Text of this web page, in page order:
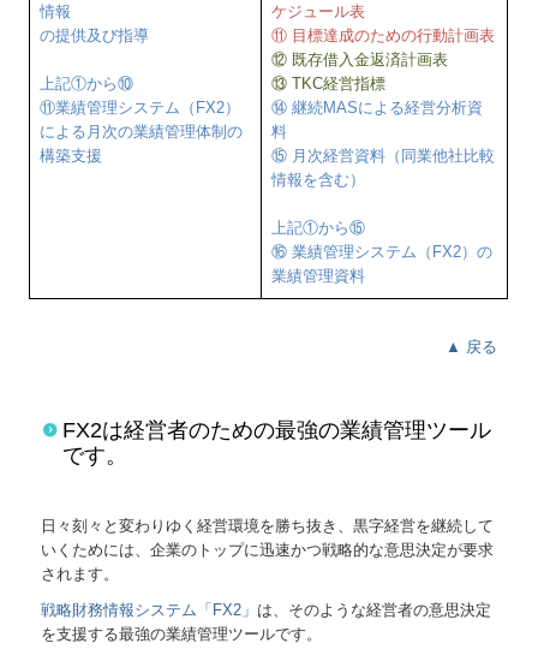
情報
の提供及び指導
上記①から⑩
⑪業績管理システム（FX2）
による月次の業績管理体制の
構築支援
ケジュール表
⑪ 目標達成のための行動計画表
⑫ 既存借入金返済計画表
⑬ TKC経営指標
⑭ 継続MASによる経営分析資
料
⑮ 月次経営資料（同業他社比較
情報を含む）
上記①から⑮
⑯ 業績管理システム（FX2）の
業績管理資料
▲ 戻る
FX2は経営者のための最強の業績管理ツール
です。
日々刻々と変わりゆく経営環境を勝ち抜き、黒字経営を継続して
いくためには、企業のトップに迅速かつ戦略的な意思決定が要求
されます。
戦略財務情報システム「FX2」 は、そのような経営者の意思決定
を支援する最強の業績管理ツールです。